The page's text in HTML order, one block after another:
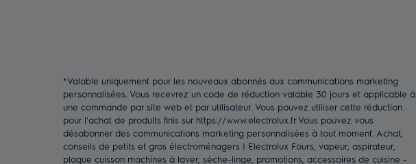
*Valable uniquement pour les nouveaux abonnés aux communications marketing
personnalisées. Vous recevrez un code de réduction valable 30 jours et applicable à
une commande par site web et par utilisateur. Vous pouvez utiliser cette réduction
pour l'achat de produits finis sur https://www.electrolux.fr Vous pouvez vous
désabonner des communications marketing personnalisées à tout moment. Achat,
conseils de petits et gros électroménagers | Electrolux Fours, vapeur, aspirateur,
plaque cuisson machines à laver, sèche-linge, promotions, accessoires de cuisine -